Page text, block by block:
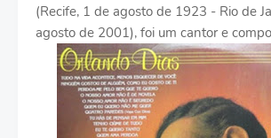
(Recife, 1 de agosto de 1923 - Rio de
agosto de 2001), foi um cantor e